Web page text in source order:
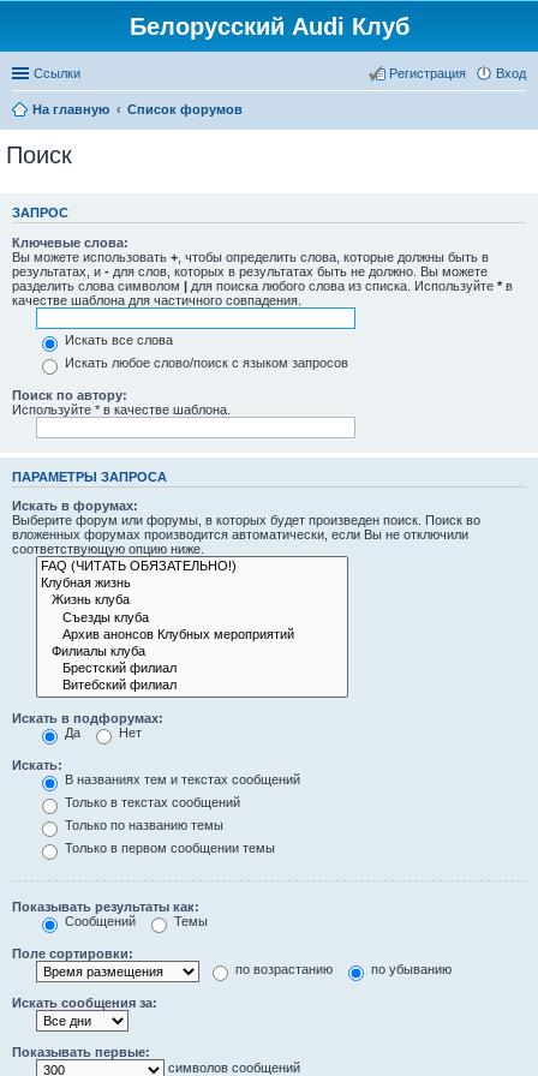
Белорусский Audi Клуб
Ссылки Вход
Регистрация
На главную Список форумов
Поиск
ЗАПРОС
Ключевые слова:
Вы можете использовать + , чтобы определить слова, которые должны быть в
результатах, и - для слов, которых в результатах быть не должно. Вы можете
разделить слова символом | для поиска любого слова из списка. Используйте * в
качестве шаблона для частичного совпадения.
Искать все слова
Искать любое слово/поиск с языком запросов
Поиск по автору:
Используйте * в качестве шаблона.
ПАРАМЕТРЫ ЗАПРОСА
Искать в форумах:
Выберите форум или форумы, в которых будет произведен поиск. Поиск во
вложенных форумах производится автоматически, если Вы не отключили
соответствующую опцию ниже.
Искать в подфорумах:
Да
Нет
Искать:
В названиях тем и текстах сообщений
Только в текстах сообщений
Только по названию темы
Только в первом сообщении темы
Показывать результаты как:
Сообщений
Темы
Поле сортировки:
по возрастанию
по убыванию
Искать сообщения за:
Показывать первые:
символов сообщений